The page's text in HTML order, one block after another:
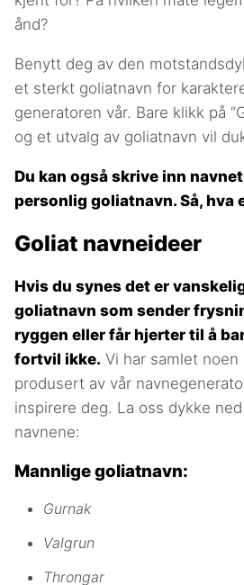
ånd?
Benytt deg av den
et sterkt goliatnavn for
generatoren vår. Bare klikk på
og et utvalg av goliatnavn vil
Du kan også skrive inn
personlig goliatnavn. Så, hva
Goliat navneideer
Hvis du synes det er
goliatnavn som sender
ryggen eller får hjerter til å
fortvil ikke. Vi har samlet
produsert av vår
inspirere deg. La oss dykke
navnene:
Mannlige goliatnavn:
Gurnak
Valgrun
Throngar